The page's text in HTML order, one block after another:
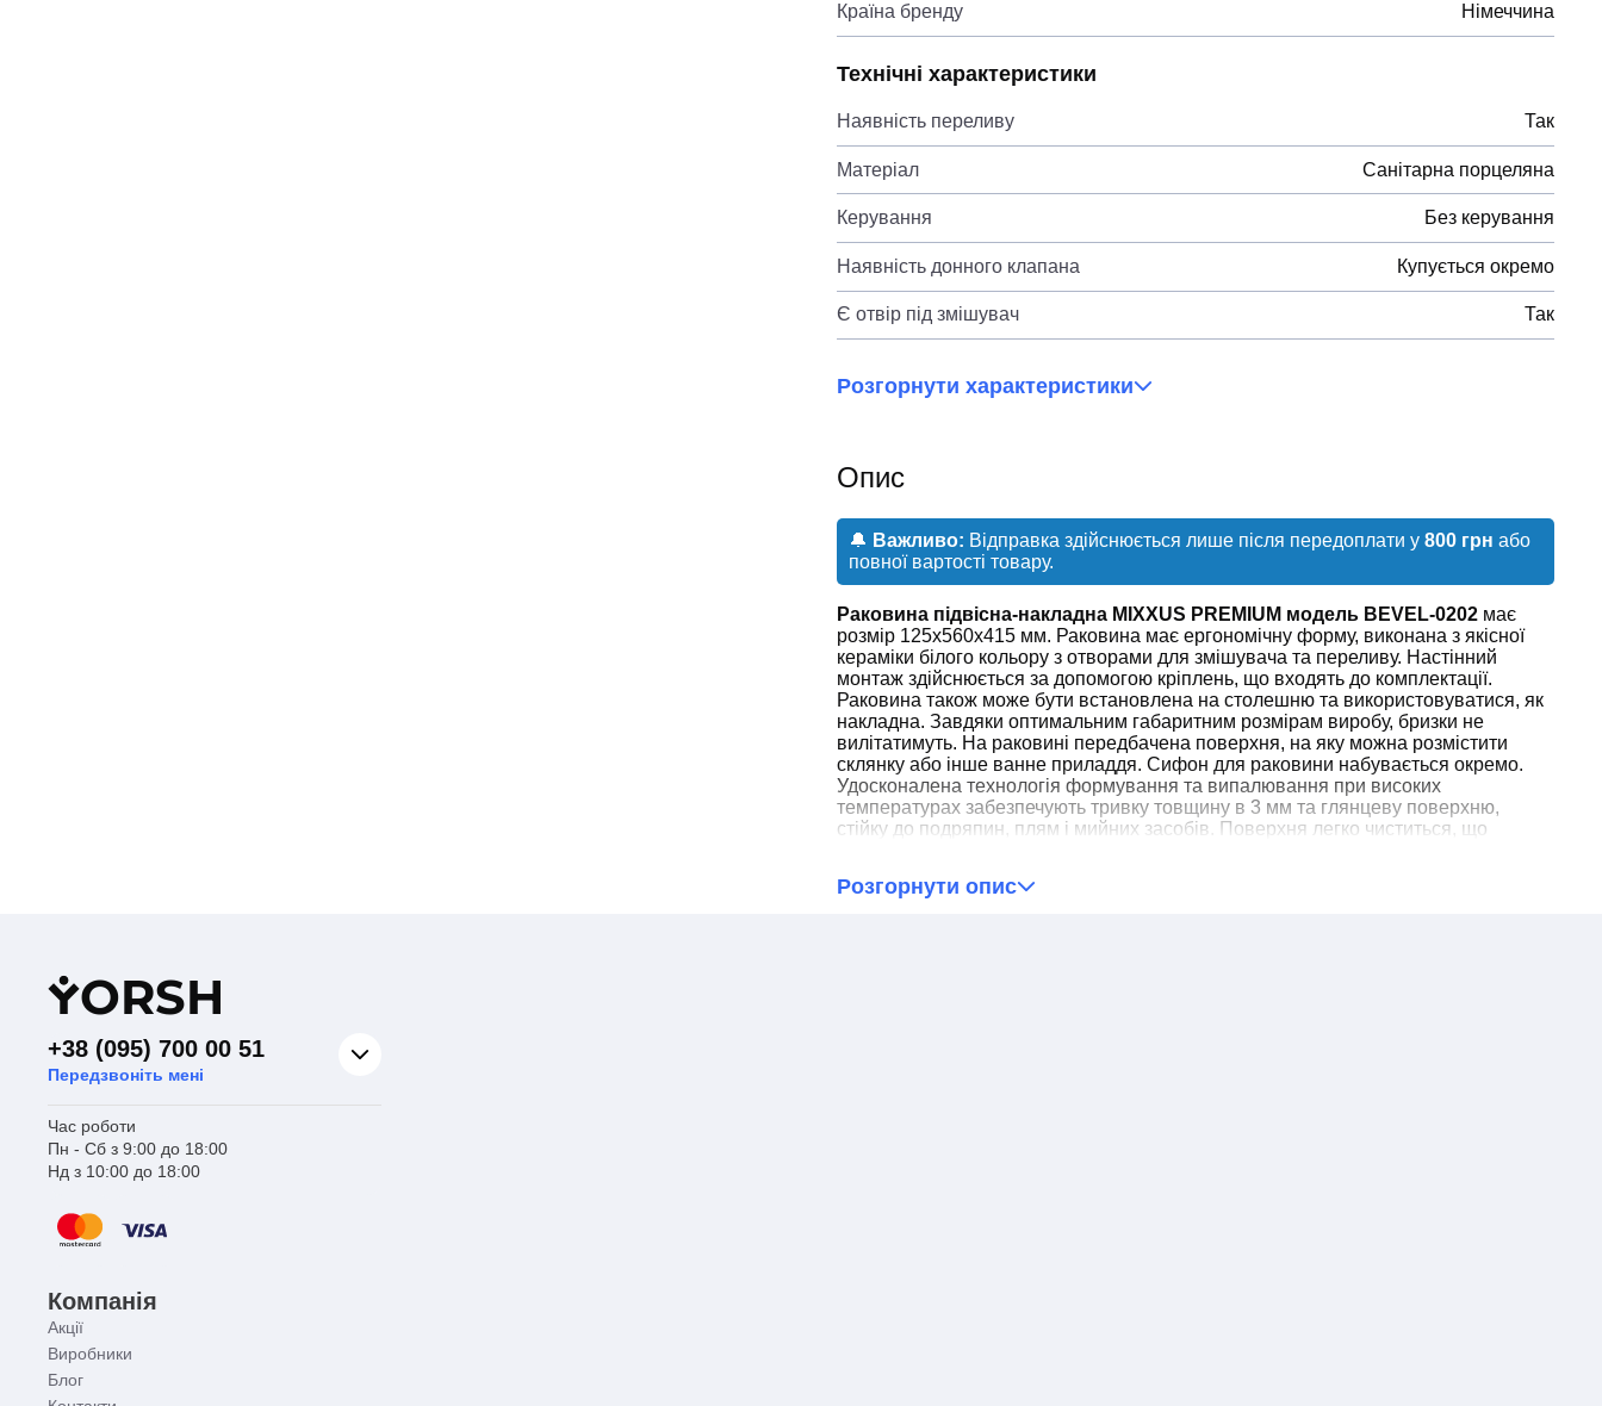
Країна бренду Німеччина
Технічні характеристики
Наявність переливу Так
Матеріал Санітарна порцеляна
Керування Без керування
Наявність донного клапана Купується окремо
Є отвір під змішувач Так
Розгорнути характеристики
Опис
🔔 Важливо: Відправка здійснюється лише після передоплати у 800 грн або
повної вартості товару.
Раковина підвісна-накладна MIXXUS PREMIUM модель BEVEL-0202 має
розмір 125x560x415 мм. Раковина має ергономічну форму, виконана з якісної
кераміки білого кольору з отворами для змішувача та переливу. Настінний
монтаж здійснюється за допомогою кріплень, що входять до комплектації.
Раковина також може бути встановлена на столешню та використовуватися, як
накладна. Завдяки оптимальним габаритним розмірам виробу, бризки не
вилітатимуть. На раковині передбачена поверхня, на яку можна розмістити
склянку або інше ванне приладдя. Сифон для раковини набувається окремо.
Удосконалена технологія формування та випалювання при високих
температурах забезпечують тривку товщину в 3 мм та глянцеву поверхню,
стійку до подряпин, плям і мийних засобів. Поверхня легко чиститься, що
Розгорнути опис
YORSH
+38 (095) 700 00 51
Передзвоніть мені
Час роботи
Пн - Сб з 9:00 до 18:00
Нд з 10:00 до 18:00
Компанія
Акції
Виробники
Блог